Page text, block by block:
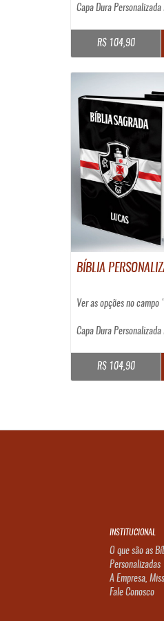
Capa Dura Personalizada
R$ 104,90
BÍBLIA
Ver as opções no campo
Capa Dura Personalizada
R$ 104,90
INSTITUCIONAL
O que são as
Personalizadas
A Empresa,
Fale Conosco